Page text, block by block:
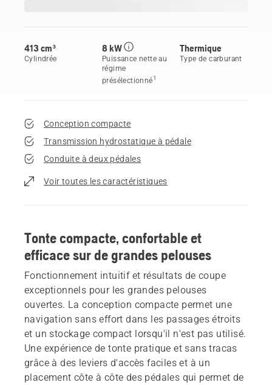
413 cm³
Cylindrée
8 kW
Puissance nette au
régime
présélectionné1
Thermique
Type de carburant
Conception compacte
Transmission hydrostatique à pédale
Conduite à deux pédales
Voir toutes les caractéristiques
Tonte compacte, confortable et
efficace sur de grandes pelouses
Fonctionnement intuitif et résultats de coupe
exceptionnels pour les grandes pelouses
ouvertes. La conception compacte permet une
navigation sans effort dans les passages étroits
et un stockage compact lorsqu'il n'est pas utilisé.
Une expérience de tonte pratique et sans tracas
grâce à des leviers d'accès faciles et à un
placement côte à côte des pédales qui permet de